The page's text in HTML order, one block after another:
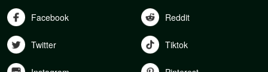
Facebook Reddit
Twitter Tiktok